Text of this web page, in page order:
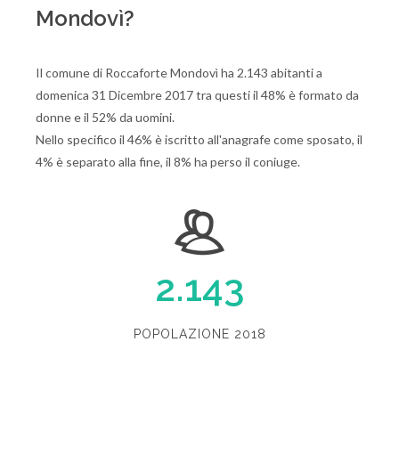
Mondovì?
Il comune di Roccaforte Mondovì ha 2.143 abitanti a
domenica 31 Dicembre 2017 tra questi il 48% è formato da
donne e il 52% da uomini.
Nello specifico il 46% è iscritto all'anagrafe come sposato, il
4% è separato alla fine, il 8% ha perso il coniuge.
2.143
POPOLAZIONE 2018